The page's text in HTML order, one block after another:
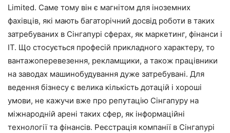
Limited. Саме тому він є магнітом для іноземних
фахівців, які мають багаторічний досвід роботи в таких
затребуваних в Сінгапурі сферах, як маркетинг, фінанси і
IT. Що стосується професій прикладного характеру, то
вантажоперевезення, рекламщики, а також працівники
на заводах машинобудування дуже затребувані. Для
ведення бізнесу є велика кількість дотацій і хороші
умови, не кажучи вже про репутацію Сінгапуру на
міжнародній арені таких сфер, як інформаційні
технології та фінансів. Реєстрація компанії в Сінгапурі